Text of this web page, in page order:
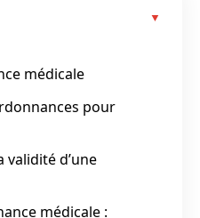
médicale
pour
validité d’une
médicale :